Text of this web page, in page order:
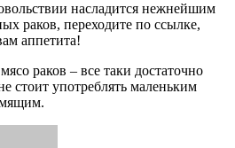
насладится нежнейшим
раков, переходите по ссылке,
аппетита!
раков – все таки достаточно
стоит употреблять маленьким